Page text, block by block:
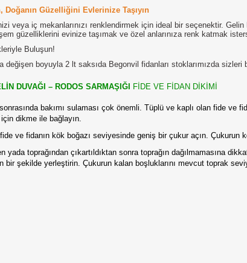
Güzelliğini Evlerinize Taşıyın
veya iç mekanlarınızı renklendirmek için ideal bir seçenektir.
güzelliklerini evinize taşımak ve özel anlarınıza renk katmak
Buluşun!
değişen boyuyla 2 lt saksıda Begonvil fidanları stoklarımızda
DUVAĞI – RODOS SARMAŞIĞI FİDE VE FİDAN DİKİMİ
bakımı sulaması çok önemli. Tüplü ve kaplı olan fide ve
dikme ile bağlayın.
ve fidanın kök boğazı seviyesinde geniş bir çukur açın. Çukurun
yada toprağından çıkartıldıktan sonra toprağın dağılmamasına
bir şekilde yerleştirin. Çukurun kalan boşluklarını mevcut toprak